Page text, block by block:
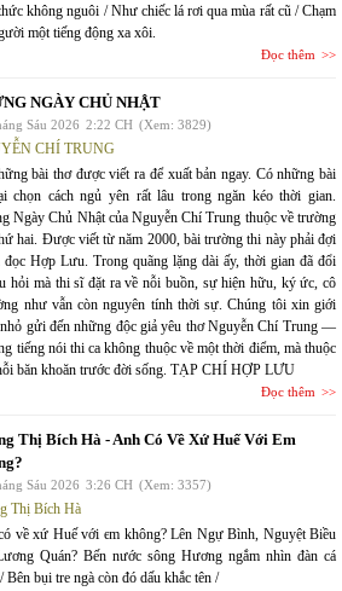
không nguôi / Như chiếc lá rơi qua mùa rất cũ / Chạm
một tiếng động xa xôi.
Đọc thêm
NGÀY CHỦ NHẬT
Sáu 2026 2:22 CH (Xem: 3829)
CHÍ TRUNG
bài thơ được viết ra để xuất bản ngay. Có những bài
chọn cách ngủ yên rất lâu trong ngăn kéo thời gian.
Ngày Chủ Nhật của Nguyễn Chí Trung thuộc về trường
hai. Được viết từ năm 2000, bài trường thi này phải đợi
Hợp Lưu. Trong quãng lặng dài ấy, thời gian đã đổi
hỏi mà thi sĩ đặt ra về nỗi buồn, sự hiện hữu, ký ức, cô
như vẫn còn nguyên tính thời sự. Chúng tôi xin giới
gửi đến những độc giả yêu thơ Nguyễn Chí Trung —
tiếng nói thi ca không thuộc về một thời điểm, mà thuộc
băn khoăn trước đời sống. TẠP CHÍ HỢP LƯU
Đọc thêm
Thị Bích Hà - Anh Có Về Xứ Huế Với Em
Sáu 2026 3:26 CH (Xem: 3357)
Thị Bích Hà
về xứ Huế với em không? Lên Ngự Bình, Nguyệt Biều
Quán? Bến nước sông Hương ngắm nhìn đàn cá
Bên bụi tre ngà còn đó dấu khắc tên /